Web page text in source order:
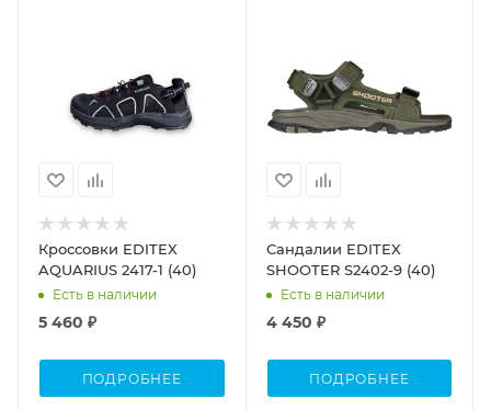
Кроссовки EDITEX
AQUARIUS 2417-1 (40)
Есть в наличии
5 460 ₽
ПОДРОБНЕЕ
Сандалии EDITEX
SHOOTER S2402-9 (40)
Есть в наличии
4 450 ₽
ПОДРОБНЕЕ